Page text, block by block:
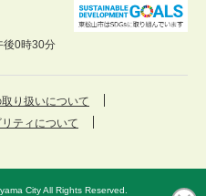
後0時30分
り扱いについて
ティについて
City All Rights Reserved.